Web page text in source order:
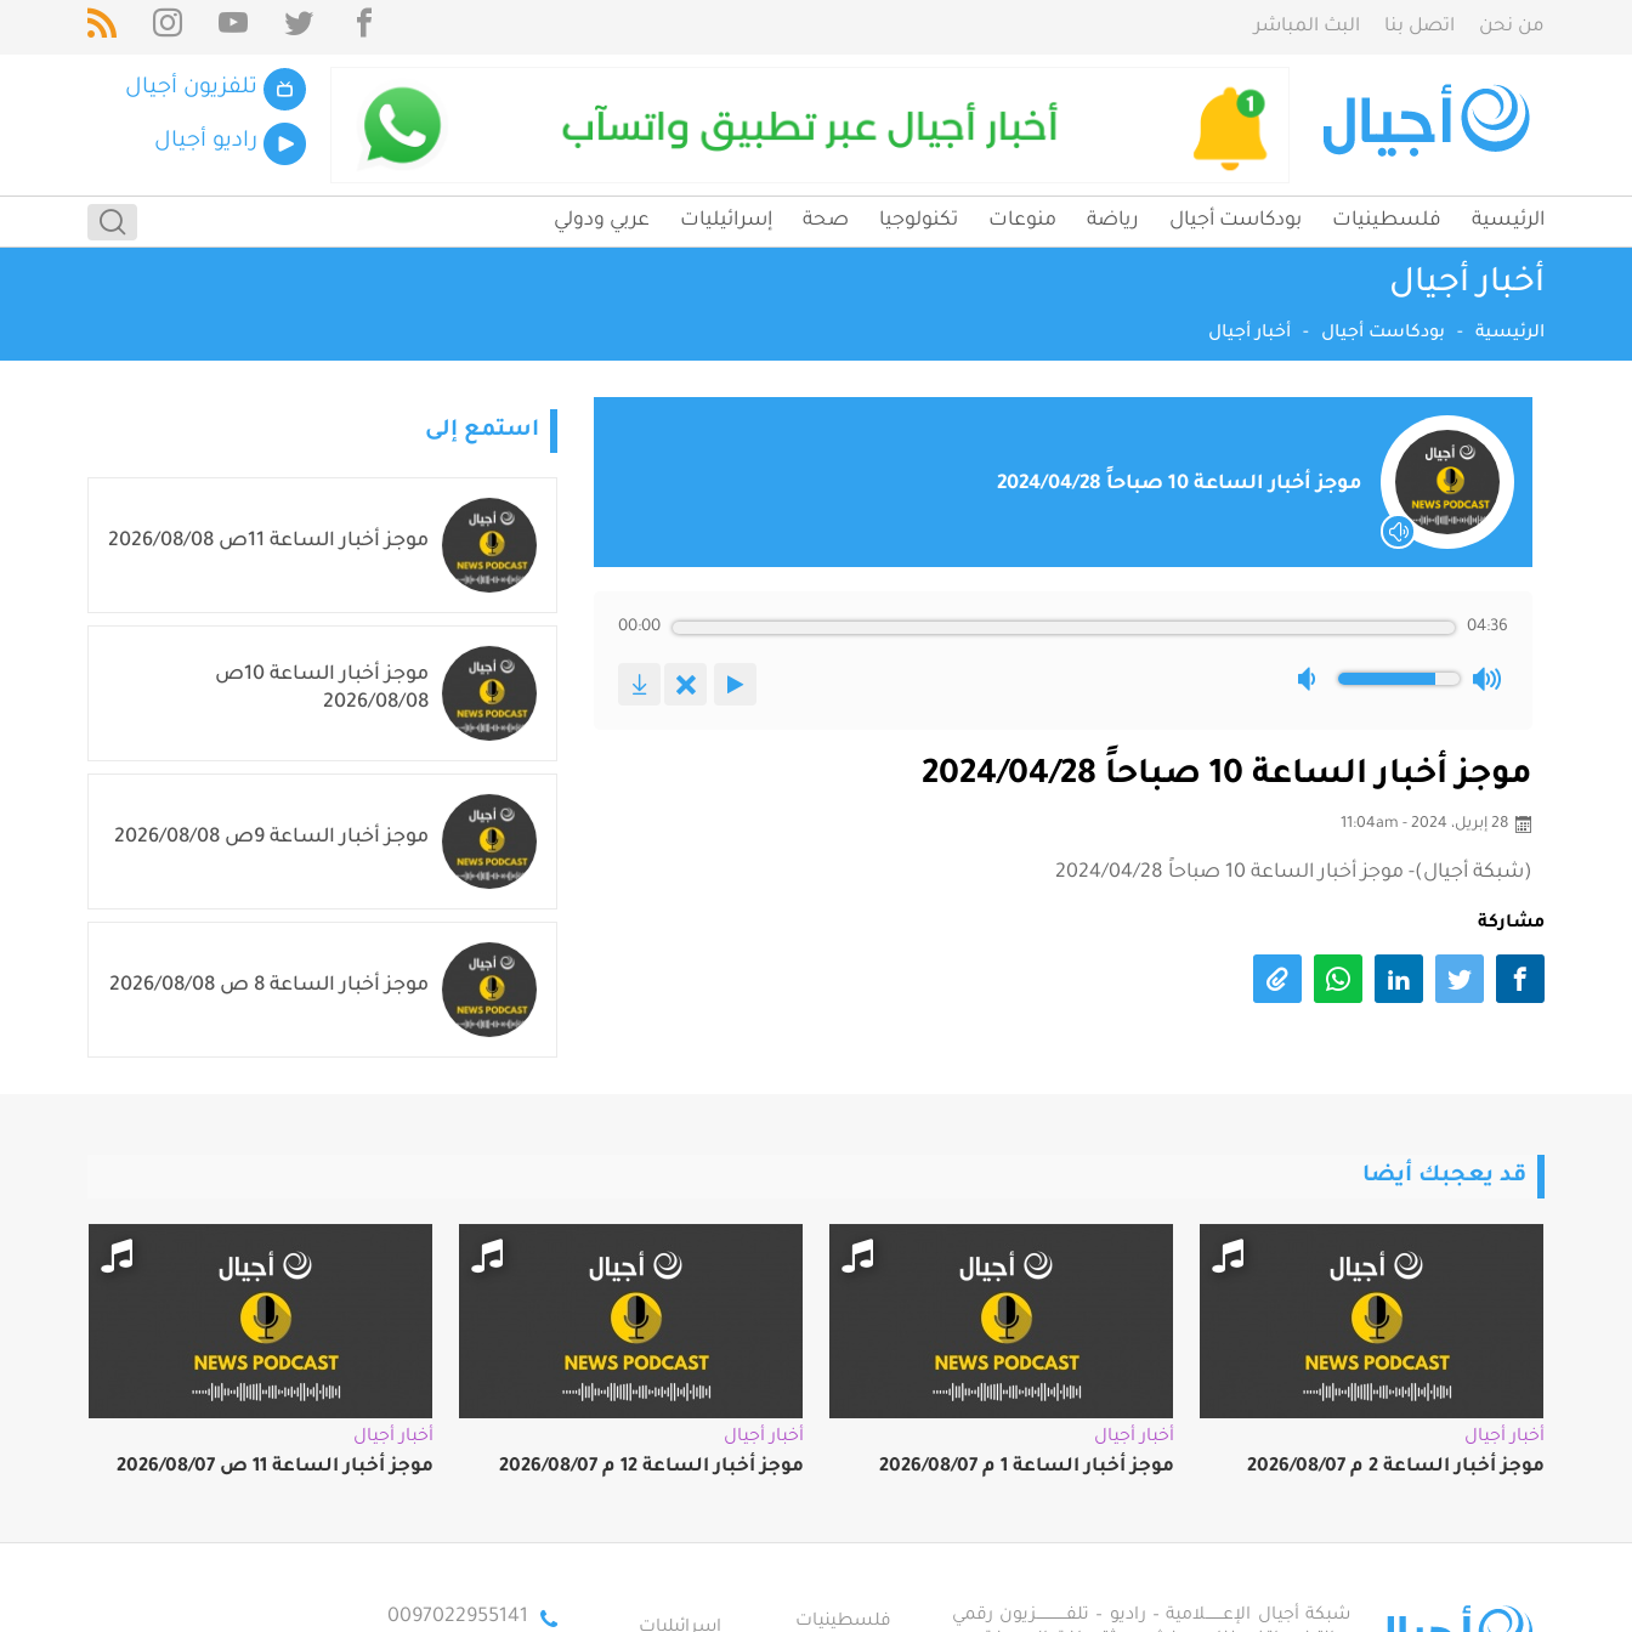
من نحن اتصل بنا البث المباشر
تلفزيون أجيال
راديو أجيال
الرئيسية فلسطينيات بودكاست أجيال رياضة منوعات تكنولوجيا صحة إسرائيليات عربي ودولي
أخبار أجيال
الرئيسية - بودكاست أجيال - أخبار أجيال
موجز أخبار الساعة 10 صباحاً 2024/04/28
00:00 04:36
موجز أخبار الساعة 10 صباحاً 2024/04/28
28 إبريل، 2024 - 11:04am
(شبكة أجيال)- موجز أخبار الساعة 10 صباحاً 2024/04/28
مشاركة
استمع إلى
موجز أخبار الساعة 11ص 2026/08/08
موجز أخبار الساعة 10ص
2026/08/08
موجز أخبار الساعة 9ص 2026/08/08
موجز أخبار الساعة 8 ص 2026/08/08
قد يعجبك أيضا
أخبار أجيال
موجز أخبار الساعة 2 م 2026/08/07
أخبار أجيال
موجز أخبار الساعة 1 م 2026/08/07
أخبار أجيال
موجز أخبار الساعة 12 م 2026/08/07
أخبار أجيال
موجز أخبار الساعة 11 ص 2026/08/07
شبكة أجيال الإعـــــــلامية – راديو – تلفــــــــــــزيون رقمي
فلسطينيات 0097022955141